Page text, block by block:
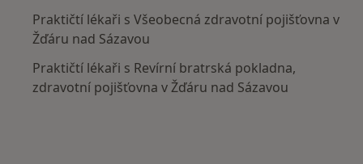
Praktičtí lékaři s Všeobecná zdravotní pojišťovna v
Žďáru nad Sázavou
Praktičtí lékaři s Revírní bratrská pokladna,
zdravotní pojišťovna v Žďáru nad Sázavou